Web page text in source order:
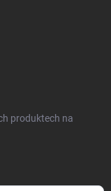
produktech na